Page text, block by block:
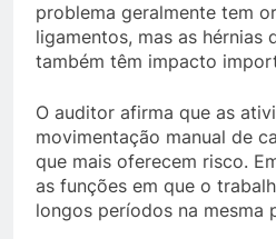
problema geralmente tem
ligamentos, mas as hérnias
também têm impacto
O auditor afirma que as
movimentação manual de
que mais oferecem risco.
as funções em que o
longos períodos na mesma